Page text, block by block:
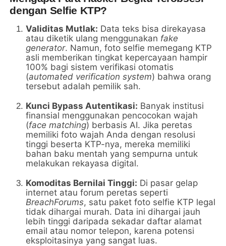
dengan Selfie KTP?
Validitas Mutlak: Data teks bisa direkayasa
atau diketik ulang menggunakan fake
generator. Namun, foto selfie memegang KTP
asli memberikan tingkat kepercayaan hampir
100% bagi sistem verifikasi otomatis
(automated verification system) bahwa orang
tersebut adalah pemilik sah.
Kunci Bypass Autentikasi: Banyak institusi
finansial menggunakan pencocokan wajah
(face matching) berbasis AI. Jika peretas
memiliki foto wajah Anda dengan resolusi
tinggi beserta KTP-nya, mereka memiliki
bahan baku mentah yang sempurna untuk
melakukan rekayasa digital.
Komoditas Bernilai Tinggi: Di pasar gelap
internet atau forum peretas seperti
BreachForums, satu paket foto selfie KTP legal
tidak dihargai murah. Data ini dihargai jauh
lebih tinggi daripada sekadar daftar alamat
email atau nomor telepon, karena potensi
eksploitasinya yang sangat luas.